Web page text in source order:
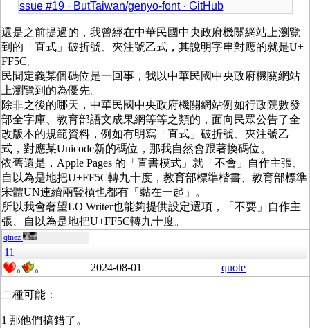
ssue #19 · ButTaiwan/genyo-font · GitHub
還是之前提過的，我曾經在中華民國中央政府機關網站上瀏覽
到的「直式」破折號、夾注號乙式，其說明字串對應的就是U+
FF5C。
民間定義某個碼位是一回事，我以中華民國中央政府機關網站
上瀏覽到的為優先。
除非之後的哪天，中華民國中央政府機關網站例如行政院數發
部全字庫、教育部語文成果網等等之類的，面向民眾公告了全
改版本的規範資料，例如有明寫「直式」破折號、夾注號乙
式，對應某Unicode新的碼位，那我自然會跟著換碼位。
依舊還是，Apple Pages 的「直書模式」就「不會」自作主張、
自以為是地把U+FF5C轉九十度，教育部標準楷書、教育部標準
宋體UN連續兩豎槓也都有「黏在一起」。
所以我會奢望LO Writer也能夠提供設定選項，「不要」自作主
張、自以為是地把U+FF5C轉九十度。
qtnez
11
0 0 2024-08-01 quote
二種可能：
1 那他們搞錯了。